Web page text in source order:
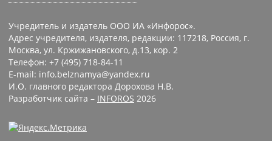
Учредитель и издатель ООО ИА «Инфорос».
Адрес учредителя, издателя, редакции: 117218, Россия, г.
Москва, ул. Кржижановского, д.13, кор. 2
Телефон: +7 (495) 718-84-11
E-mail: info.belznamya@yandex.ru
И.О. главного редактора Дорохова Н.В.
Разработчик сайта – INFOROS 2026